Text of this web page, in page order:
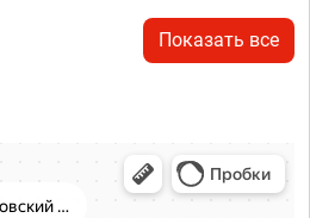
Показать все